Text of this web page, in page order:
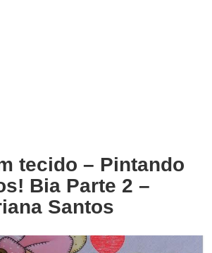
tecido – Pintando
Bia Parte 2 –
Santos